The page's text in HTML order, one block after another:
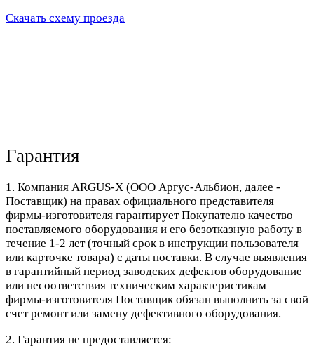
Скачать схему проезда
Гарантия
1. Компания ARGUS-X (ООО Аргус-Альбион, далее -
Поставщик) на правах официального представителя
фирмы-изготовителя гарантирует Покупателю качество
поставляемого оборудования и его безотказную работу в
течение 1-2 лет (точный срок в инструкции пользователя
или карточке товара) с даты поставки. В случае выявления
в гарантийный период заводских дефектов оборудование
или несоответствия техническим характеристикам
фирмы-изготовителя Поставщик обязан выполнить за свой
счет ремонт или замену дефективного оборудования.
2. Гарантия не предоставляется: